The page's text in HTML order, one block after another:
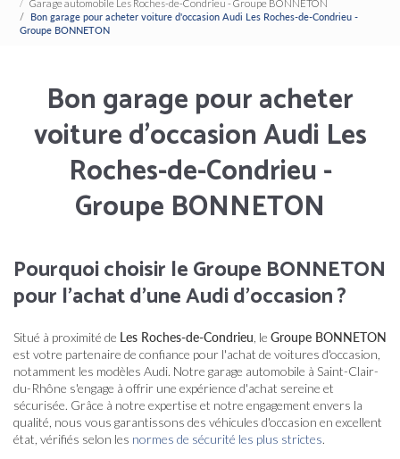
Garage automobile Les Roches-de-Condrieu - Groupe BONNETON
Bon garage pour acheter voiture d'occasion Audi Les Roches-de-Condrieu -
Groupe BONNETON
Bon garage pour acheter
voiture d'occasion Audi Les
Roches-de-Condrieu -
Groupe BONNETON
Pourquoi choisir le Groupe BONNETON
pour l'achat d'une Audi d'occasion ?
Situé à proximité de Les Roches-de-Condrieu , le Groupe BONNETON
est votre partenaire de confiance pour l'achat de voitures d'occasion,
notamment les modèles Audi. Notre garage automobile à Saint-Clair-
du-Rhône s'engage à offrir une expérience d'achat sereine et
sécurisée. Grâce à notre expertise et notre engagement envers la
qualité, nous vous garantissons des véhicules d'occasion en excellent
état, vérifiés selon les normes de sécurité les plus strictes.